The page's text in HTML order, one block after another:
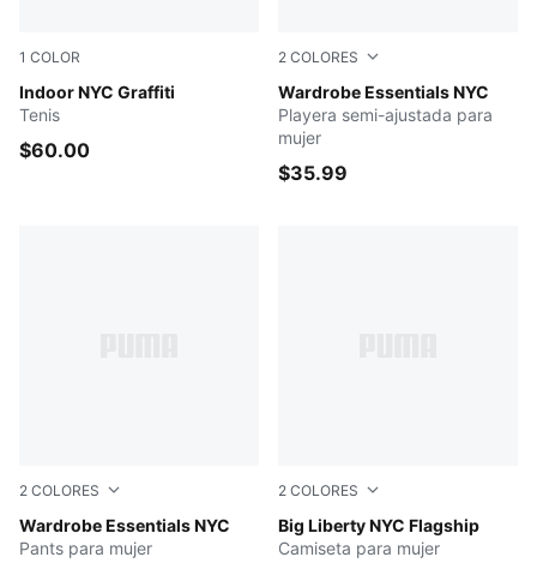
1 COLOR
Indoor NYC Graffiti
PUMA White-Vapor Gray-Ruby Shimmer
Tenis
$60.00
2 COLORES
Wardrobe Essentials NYC
Chocolate Brown
Playera semi-ajustada para
mujer
$35.99
2 COLORES
Wardrobe Essentials NYC
RUBY SHIMMER
Pants para mujer
2 COLORES
Big Liberty NYC Flagship
Medium Gray Heather
Camiseta para mujer